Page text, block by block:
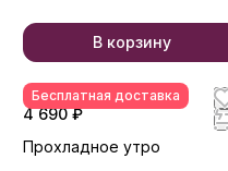
В корзину
Бесплатная доставка
4 690 ₽
Прохладное утро